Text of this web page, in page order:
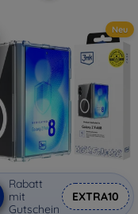
Neu
Rabatt
mit
Gutschein
EXTRA10